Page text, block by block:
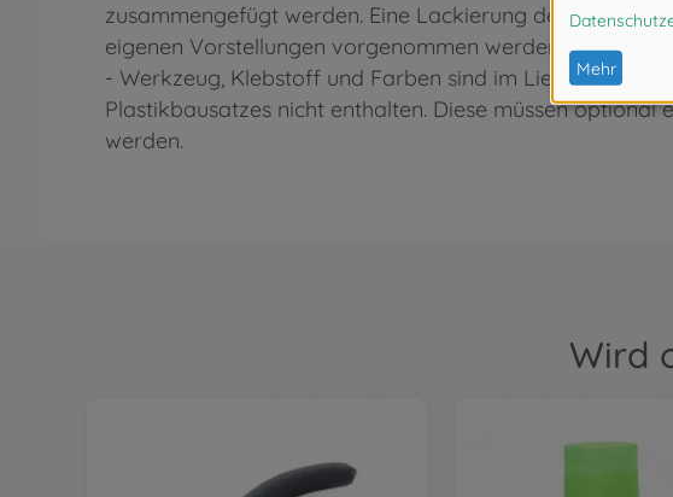
zusammengefügt werden. Eine Lackierung der Teile
eigenen Vorstellungen vorgenommen werden.
- Werkzeug, Klebstoff und Farben sind im Lieferumfang
Plastikbausatzes nicht enthalten. Diese müssen optional
werden.
Wird